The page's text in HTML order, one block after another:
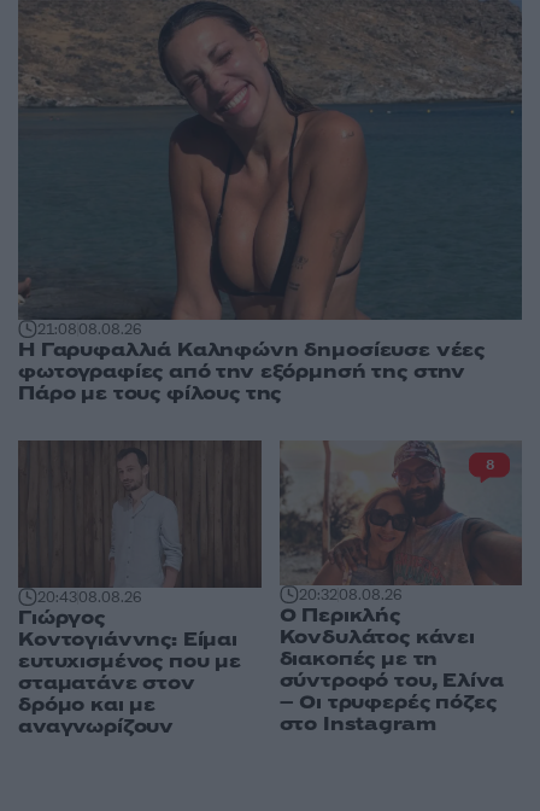
21:0808.08.26
Η Γαρυφαλλιά Καληφώνη δημοσίευσε νέες
φωτογραφίες από την εξόρμησή της στην
Πάρο με τους φίλους της
20:4308.08.26
Γιώργος
Κοντογιάννης: Είμαι
ευτυχισμένος που με
σταματάνε στον
δρόμο και με
αναγνωρίζουν
20:3208.08.26
Ο Περικλής
Κονδυλάτος κάνει
διακοπές με τη
σύντροφό του, Ελίνα
– Οι τρυφερές πόζες
στο Instagram
8